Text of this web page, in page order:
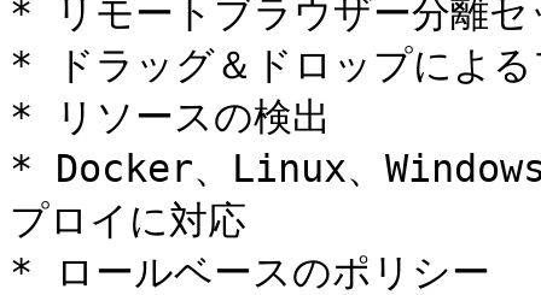
* リモートブラウザー分離セ
* ドラッグ＆ドロップによる
* リソースの検出
* Docker、Linux、
プロイに対応
* ロールベースのポリシー